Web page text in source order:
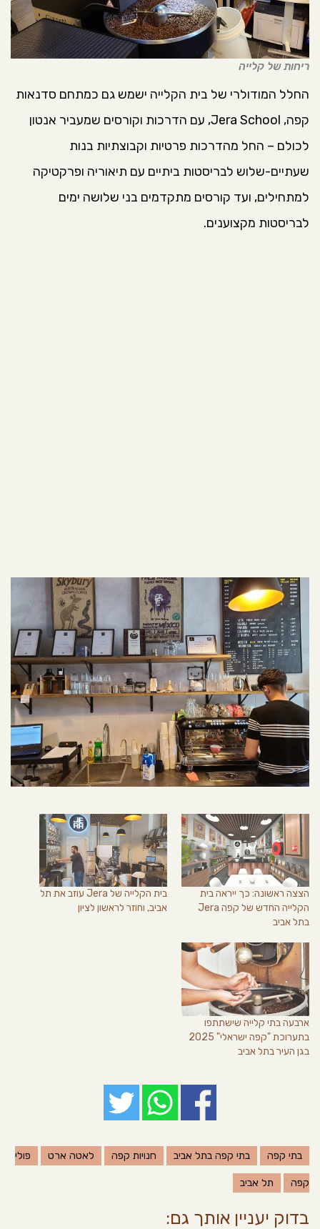
ריחות של קלייה
החלל המודולרי של בית הקלייה ישמש גם כמתחם סדנאות
קפה, Jera School, עם הדרכות וקורסים שמעביר אנטון
לכולם – החל מהדרכות פרטיות וקבוצתיות בנות
שעתיים-שלוש לבריסטות ביתיים עם תיאוריה ופרקטיקה
למתחילים, ועד קורסים מתקדמים בני שלושה ימים
לבריסטות מקצוענים.
הצצה ראשונה: כך ייראה בית
הקלייה החדש של קפה Jera
בתל אביב
בית הקלייה של Jera עוזב את תל
אביב, וחוזר לראשון לציון
ארבעה בתי קלייה שישתתפו
בתערוכת "קפה ישראלי" 2025
בגן העיר בתל אביב
בתי קפה בתי קפה בתל אביב חנויות קפה לאטה ארט פולי
קפה תל אביב
בדוק יעניין אותך גם: